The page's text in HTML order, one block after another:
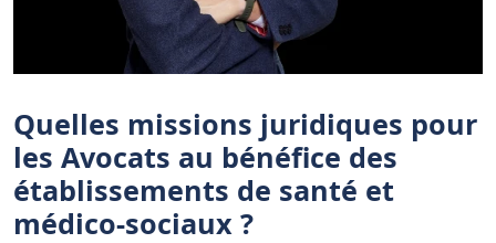
Quelles missions juridiques pour
les Avocats au bénéfice des
établissements de santé et
médico-sociaux ?